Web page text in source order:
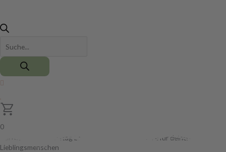
0
Karte zum Valentinstag basteln – einfache DIY-Idee für deinen
Lieblingsmenschen